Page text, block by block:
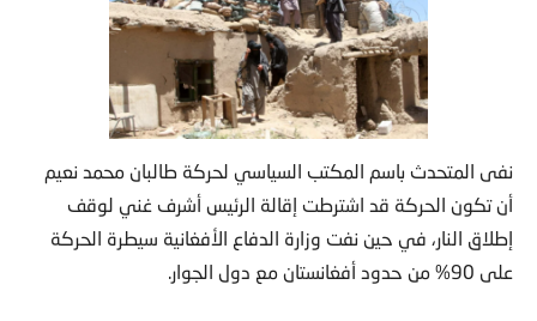
نفى المتحدث باسم المكتب السياسي لحركة طالبان محمد نعيم
أن تكون الحركة قد اشترطت إقالة الرئيس أشرف غني لوقف
إطلاق النار، في حين نفت وزارة الدفاع الأفغانية سيطرة الحركة
على 90% من حدود أفغانستان مع دول الجوار.